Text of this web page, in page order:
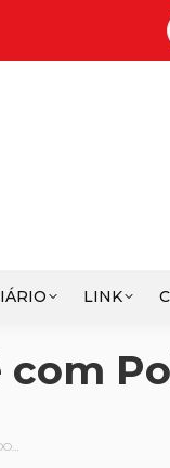
LINK
com